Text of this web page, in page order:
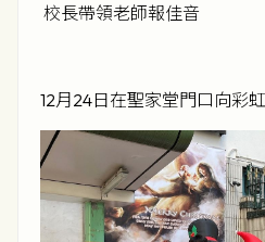
校長帶領老師報佳音
12月24日在聖家堂門口向彩